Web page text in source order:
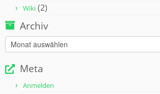
Wiki (2)
Archiv
Archiv
Meta
Anmelden